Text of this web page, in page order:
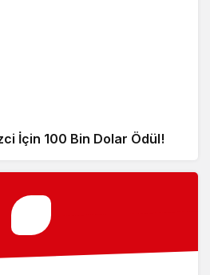
İçin 100 Bin Dolar Ödül!